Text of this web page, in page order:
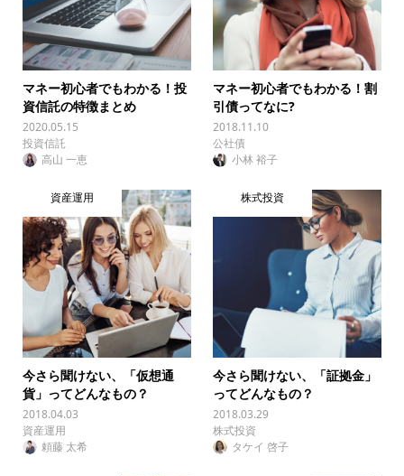
マネー初心者でもわかる！投
資信託の特徴まとめ
2020.05.15
投資信託
高山 一恵
マネー初心者でもわかる！割
引債ってなに?
2018.11.10
公社債
小林 裕子
資産運用
今さら聞けない、「仮想通
貨」ってどんなもの？
2018.04.03
資産運用
頼藤 太希
株式投資
今さら聞けない、「証拠金」
ってどんなもの？
2018.03.29
株式投資
タケイ 啓子